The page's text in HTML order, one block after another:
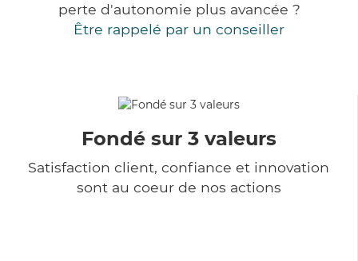
perte d'autonomie plus avancée ?
Être rappelé par un conseiller
Fondé sur 3 valeurs
Satisfaction client, confiance et innovation
sont au coeur de nos actions